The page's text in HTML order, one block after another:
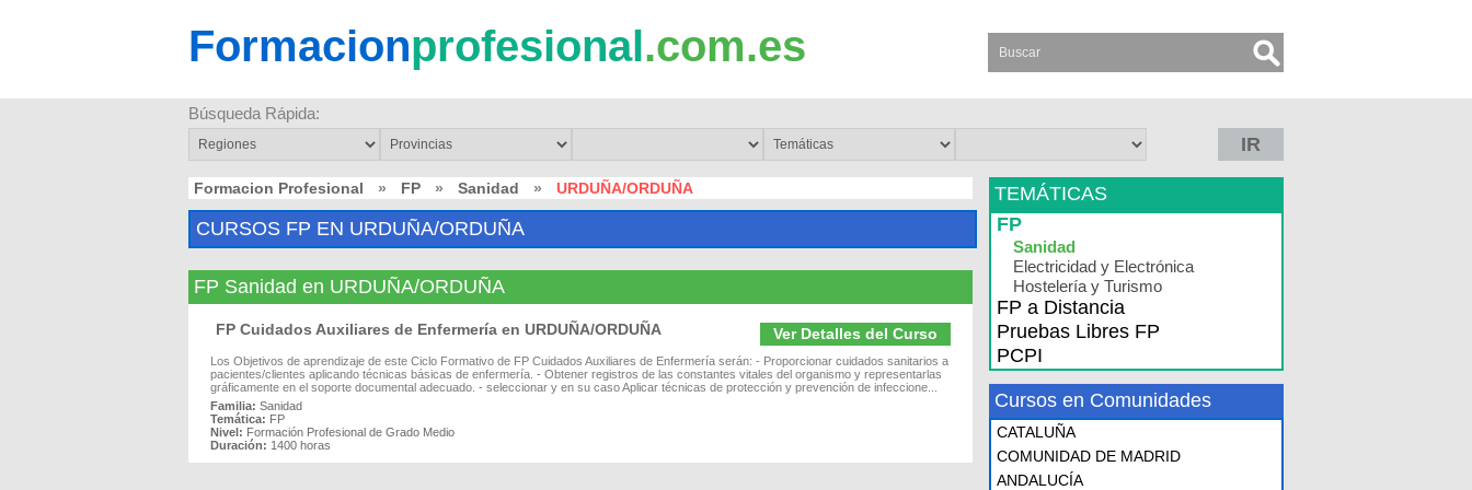
Formacionprofesional.com.es
Búsqueda Rápida:
IR
Formacion Profesional » FP » Sanidad » URDUÑA/ORDUÑA
CURSOS FP EN URDUÑA/ORDUÑA
FP Sanidad en URDUÑA/ORDUÑA
Ver Detalles del Curso
FP Cuidados Auxiliares de Enfermería en URDUÑA/ORDUÑA
Los Objetivos de aprendizaje de este Ciclo Formativo de FP Cuidados Auxiliares de Enfermería serán: - Proporcionar cuidados sanitarios a
pacientes/clientes aplicando técnicas básicas de enfermería. - Obtener registros de las constantes vitales del organismo y representarlas
gráficamente en el soporte documental adecuado. - seleccionar y en su caso Aplicar técnicas de protección y prevención de infeccione...
Familia: Sanidad
Temática: FP
Nivel: Formación Profesional de Grado Medio
Duración: 1400 horas
TEMÁTICAS
FP
Sanidad
Electricidad y Electrónica
Hostelería y Turismo
FP a Distancia
Pruebas Libres FP
PCPI
Cursos en Comunidades
CATALUÑA
COMUNIDAD DE MADRID
ANDALUCÍA